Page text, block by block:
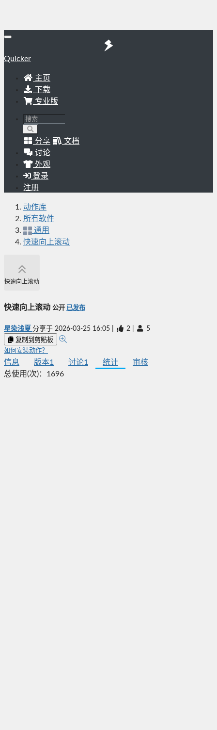
Quicker
主页
下载
专业版
分享
文档
讨论
外观
登录
注册
动作库
所有软件
通用
快速向上滚动
快速向上滚动
快速向上滚动 公开 已发布
星染浅夏 分享于 2026-03-25 16:05 2 5
复制到剪贴板
如何安装动作？
信息 版本1 讨论1 统计
审核
总使用(次)： 1696